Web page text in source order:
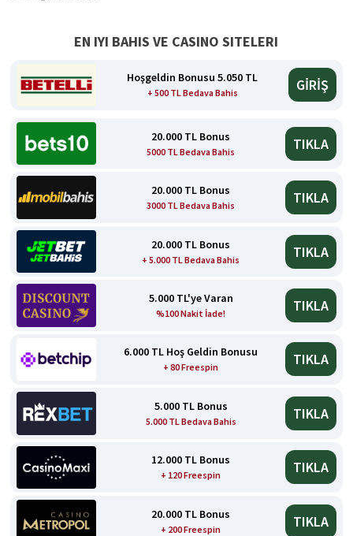
EN IYI BAHIS VE CASINO SITELERI
Hoşgeldin Bonusu 5.050 TL
+ 500 TL Bedava Bahis GİRİŞ
20.000 TL Bonus
5000 TL Bedava Bahis TIKLA
20.000 TL Bonus
3000 TL Bedava Bahis TIKLA
20.000 TL Bonus
+ 5.000 TL Bedava Bahis TIKLA
5.000 TL'ye Varan
%100 Nakit İade! TIKLA
6.000 TL Hoş Geldin Bonusu
+ 80 Freespin TIKLA
5.000 TL Bonus
5.000 TL Bedava Bahis TIKLA
12.000 TL Bonus
+ 120 Freespin TIKLA
20.000 TL Bonus
+ 200 Freespin TIKLA